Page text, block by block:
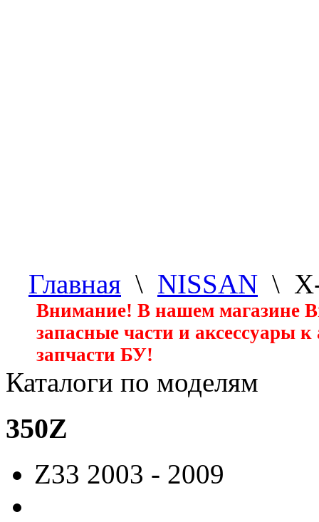
Главная \ NISSAN \
Внимание! В нашем магазине
запасные части и аксессуары
запчасти БУ!
Каталоги по моделям
350Z
Z33 2003 - 2009